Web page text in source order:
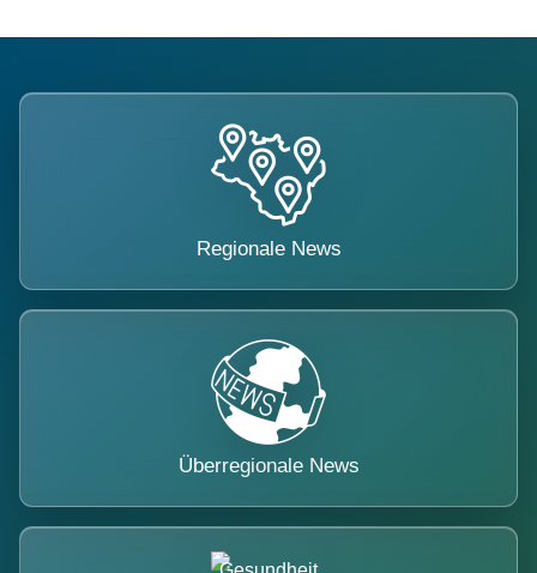
Regionale News
Überregionale News